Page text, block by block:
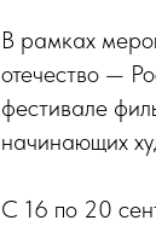
В рамках
отечество —
фестивале
начинающих
С 16 по 20